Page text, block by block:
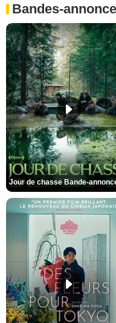
Bandes-
Jour de chasse Bande-